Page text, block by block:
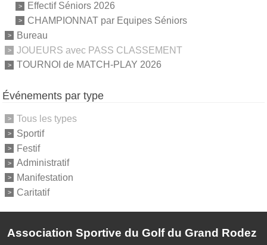
Effectif Séniors 2026
CHAMPIONNAT par Equipes Séniors
Bureau
JOUEURS avec PASS CLASSEMENT
TOURNOI de MATCH-PLAY 2026
Événements par type
Tous les types
Sportif
Festif
Administratif
Manifestation
Caritatif
Association Sportive du Golf du Grand Rodez